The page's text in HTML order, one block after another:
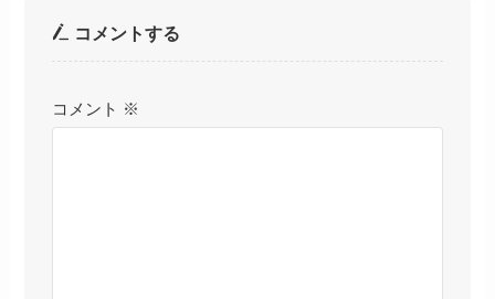
コメントする
コメント ※